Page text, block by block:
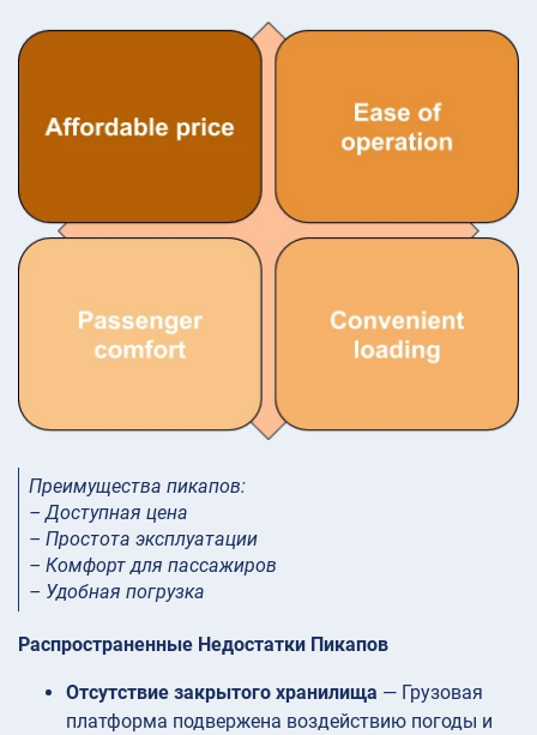
Преимущества пикапов:
– Доступная цена
– Простота эксплуатации
– Комфорт для пассажиров
– Удобная погрузка
Распространенные Недостатки Пикапов
Отсутствие закрытого хранилища — Грузовая
платформа подвержена воздействию погоды и